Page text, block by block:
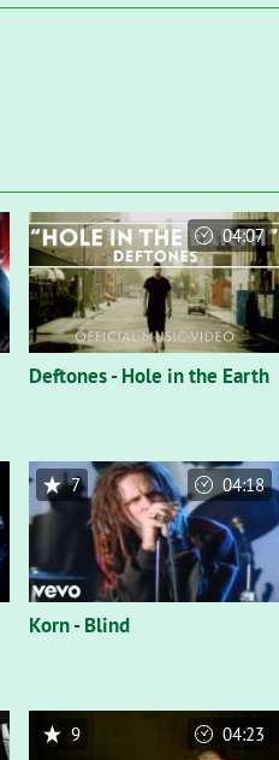
Deftones - Hole in the Earth
04:07
Korn - Blind
7 04:18
9 04:23